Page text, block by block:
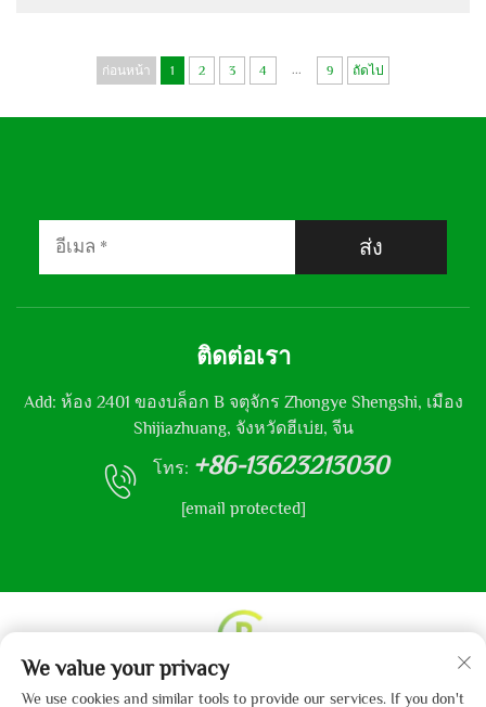
ก่อนหน้า 1 2 3 4 ... 9 ถัดไป
ส่ง
ติดต่อเรา
Add: ห้อง 2401 ของบล็อก B จตุจักร Zhongye Shengshi, เมือง
Shijiazhuang, จังหวัดฮีเบ่ย, จีน
โทร: +86-13623213030
[email protected]
ลิขสิทธิ์ © 2013-2024 บริษัท Hebei Gaibo Textile จำกัด
We value your privacy
We use cookies and similar tools to provide our services. If you don't